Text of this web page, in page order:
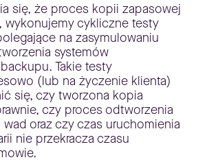
się, że proces kopii zapasowej
wykonujemy cykliczne testy
na zasymulowaniu
systemów
Takie testy
(lub na życzenie klienta)
się, czy tworzona kopia
czy proces odtworzenia
oraz czy czas uruchomienia
nie przekracza czasu